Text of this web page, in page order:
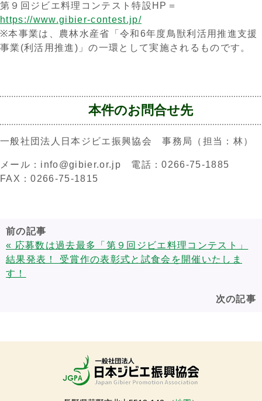
第９回ジビエ料理コンテスト特設HP＝
https://www.gibier-contest.jp/
※本事業は、農林水産省「令和6年度鳥獣利活用推進支援
事業(利活用推進)」の一環として実施されるものです。
本件のお問合せ先
一般社団法人日本ジビエ振興協会 事務局（担当：林）
メール：info@gibier.or.jp 電話：0266-75-1885
FAX：0266-75-1815
前の記事
« 応募数は過去最多「第９回ジビエ料理コンテスト」
結果発表！ 受賞作の表彰式と試食会を開催いたしま
す！
次の記事